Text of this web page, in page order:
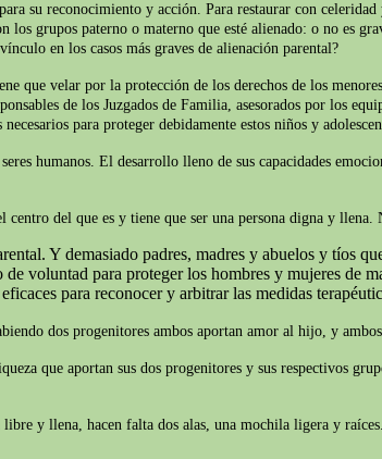
su reconocimiento y acción. Para restaurar con
grupos paterno o materno que esté alienado: o no es
en los casos más graves de alienación parental?
que velar por la protección de los derechos de los
de los Juzgados de Familia, asesorados por los
para proteger debidamente estos niños y
humanos. El desarrollo lleno de sus capacidades
del que es y tiene que ser una persona digna y llena.
Y demasiado padres, madres y abuelos y tíos
voluntad para proteger los hombres y mujeres de
para reconocer y arbitrar las medidas
dos progenitores ambos aportan amor al hijo, y
que aportan sus dos progenitores y sus respectivos
y llena, hacen falta dos alas, una mochila ligera y raíces.